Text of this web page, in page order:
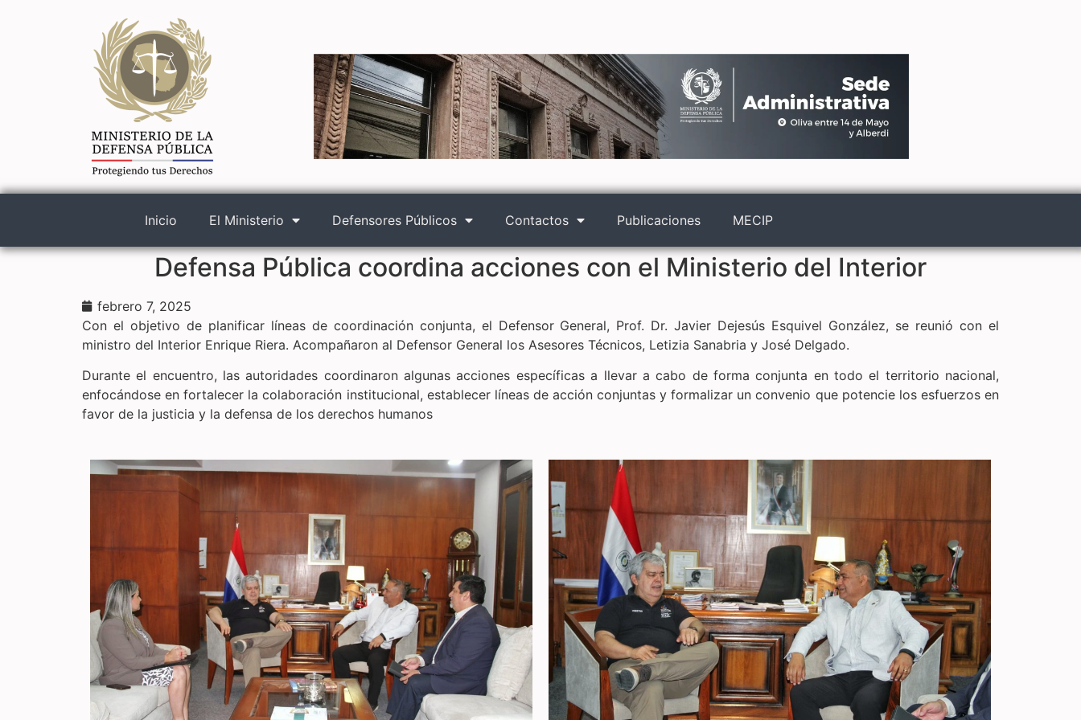
Inicio El Ministerio Defensores Públicos Contactos Publicaciones MECIP
Defensa Pública coordina acciones con el Ministerio del Interior
febrero 7, 2025
Con el objetivo de planificar líneas de coordinación conjunta, el Defensor General, Prof. Dr. Javier Dejesús Esquivel González, se reunió con el
ministro del Interior Enrique Riera. Acompañaron al Defensor General los Asesores Técnicos, Letizia Sanabria y José Delgado.
Durante el encuentro, las autoridades coordinaron algunas acciones específicas a llevar a cabo de forma conjunta en todo el territorio nacional,
enfocándose en fortalecer la colaboración institucional, establecer líneas de acción conjuntas y formalizar un convenio que potencie los esfuerzos en
favor de la justicia y la defensa de los derechos humanos